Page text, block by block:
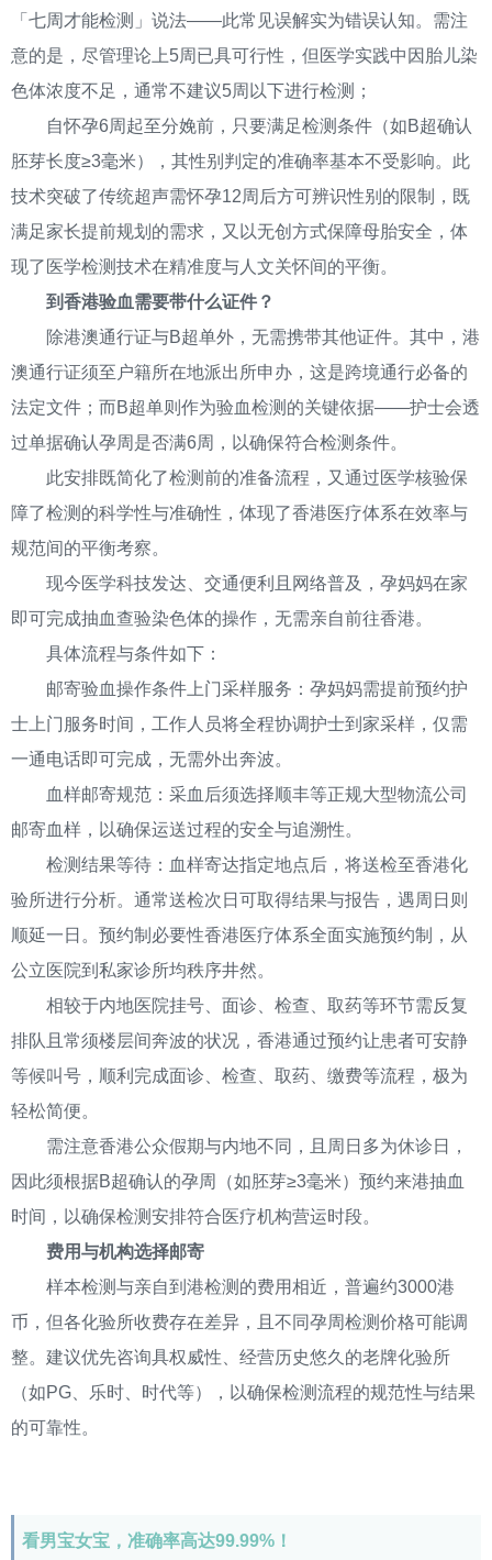
「七周才能检测」说法——此常见误解实为错误认知。需注
意的是，尽管理论上5周已具可行性，但医学实践中因胎儿染
色体浓度不足，通常不建议5周以下进行检测；
自怀孕6周起至分娩前，只要满足检测条件（如B超确认
胚芽长度≥3毫米），其性别判定的准确率基本不受影响。此
技术突破了传统超声需怀孕12周后方可辨识性别的限制，既
满足家长提前规划的需求，又以无创方式保障母胎安全，体
现了医学检测技术在精准度与人文关怀间的平衡。
到香港验血需要带什么证件？
除港澳通行证与B超单外，无需携带其他证件。其中，港
澳通行证须至户籍所在地派出所申办，这是跨境通行必备的
法定文件；而B超单则作为验血检测的关键依据——护士会透
过单据确认孕周是否满6周，以确保符合检测条件。
此安排既简化了检测前的准备流程，又通过医学核验保
障了检测的科学性与准确性，体现了香港医疗体系在效率与
规范间的平衡考察。
现今医学科技发达、交通便利且网络普及，孕妈妈在家
即可完成抽血查验染色体的操作，无需亲自前往香港。
具体流程与条件如下：
邮寄验血操作条件上门采样服务：孕妈妈需提前预约护
士上门服务时间，工作人员将全程协调护士到家采样，仅需
一通电话即可完成，无需外出奔波。
血样邮寄规范：采血后须选择顺丰等正规大型物流公司
邮寄血样，以确保运送过程的安全与追溯性。
检测结果等待：血样寄达指定地点后，将送检至香港化
验所进行分析。通常送检次日可取得结果与报告，遇周日则
顺延一日。预约制必要性香港医疗体系全面实施预约制，从
公立医院到私家诊所均秩序井然。
相较于内地医院挂号、面诊、检查、取药等环节需反复
排队且常须楼层间奔波的状况，香港通过预约让患者可安静
等候叫号，顺利完成面诊、检查、取药、缴费等流程，极为
轻松简便。
需注意香港公众假期与内地不同，且周日多为休诊日，
因此须根据B超确认的孕周（如胚芽≥3毫米）预约来港抽血
时间，以确保检测安排符合医疗机构营运时段。
费用与机构选择邮寄
样本检测与亲自到港检测的费用相近，普遍约3000港
币，但各化验所收费存在差异，且不同孕周检测价格可能调
整。建议优先咨询具权威性、经营历史悠久的老牌化验所
（如PG、乐时、时代等），以确保检测流程的规范性与结果
的可靠性。
看男宝女宝，准确率高达99.99%！